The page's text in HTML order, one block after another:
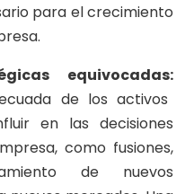
para el crecimiento
equivocadas:
de los activos
en las decisiones
como fusiones,
de nuevos